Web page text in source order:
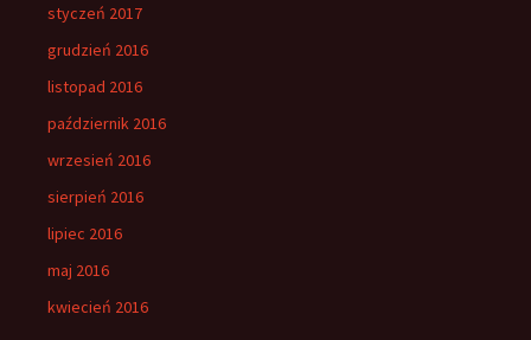
styczeń 2017
grudzień 2016
listopad 2016
październik 2016
wrzesień 2016
sierpień 2016
lipiec 2016
maj 2016
kwiecień 2016